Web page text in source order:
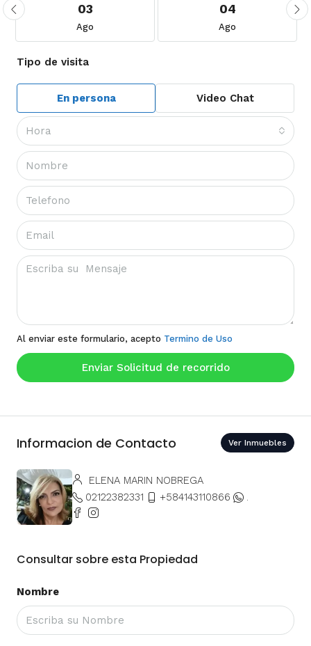
03
Ago
04
Ago
Tipo de visita
En persona Video Chat
Hora
Al enviar este formulario, acepto Termino de Uso
Enviar Solicitud de recorrido
Informacion de Contacto Ver Inmuebles
ELENA MARIN NOBREGA
02122382331
+584143110866 .
Consultar sobre esta Propiedad
Nombre